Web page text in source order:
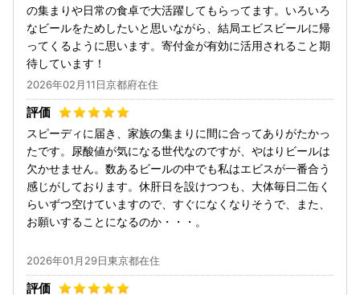
の集まりや日常の食卓で大活躍してもらってます。いろいろ
なビールをためしたいと思いながら、結局エビスビールに帰
ってくるように思います。寄付金が有効に活用されること期
待しています！
2026年02月11日京都府在住
スピーディに届き、家族の集まりに間に合ってありがたかっ
たです。尿酸値が気になる世代なのですが、やはりビールは
欠かせません。数あるビールの中でも私はエビスが一番合う
感じがしております。休肝日を設けつつも、大体毎日二缶く
らいずつ空けていますので、すぐになくなりそうで、また、
お願いすることになるのか・・・。
2026年01月29日東京都在住